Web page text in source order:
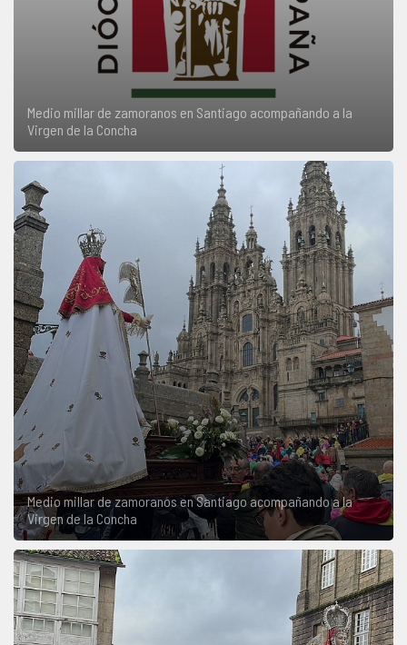
Medio millar de zamoranos en Santiago acompañando a la
Virgen de la Concha
Medio millar de zamoranos en Santiago acompañando a la
Virgen de la Concha